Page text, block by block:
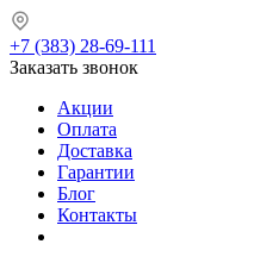
+7 (383) 28-69-111
Заказать звонок
Акции
Оплата
Доставка
Гарантии
Блог
Контакты